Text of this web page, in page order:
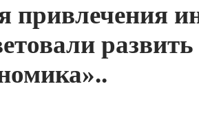
привлечения